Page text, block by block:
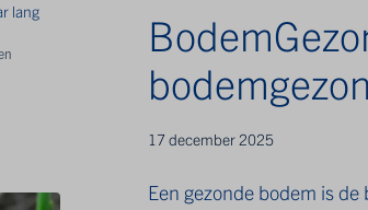
17 december 2025
Een gezonde bodem is
lang